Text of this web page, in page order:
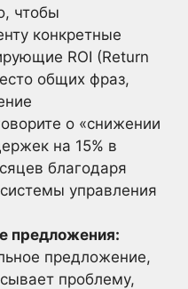
чтобы
конкретные
ROI (Return
общих фраз,
о «снижении
на 15% в
благодаря
управления
предложения:
предложение,
проблему,